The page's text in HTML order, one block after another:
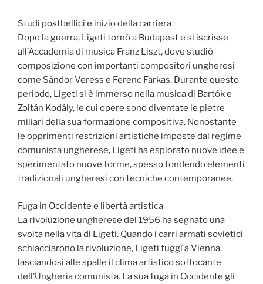
Studi postbellici e inizio della carriera
Dopo la guerra, Ligeti tornò a Budapest e si iscrisse
all’Accademia di musica Franz Liszt, dove studiò
composizione con importanti compositori ungheresi
come Sándor Veress e Ferenc Farkas. Durante questo
periodo, Ligeti si è immerso nella musica di Bartók e
Zoltán Kodály, le cui opere sono diventate le pietre
miliari della sua formazione compositiva. Nonostante
le opprimenti restrizioni artistiche imposte dal regime
comunista ungherese, Ligeti ha esplorato nuove idee e
sperimentato nuove forme, spesso fondendo elementi
tradizionali ungheresi con tecniche contemporanee.
Fuga in Occidente e libertà artistica
La rivoluzione ungherese del 1956 ha segnato una
svolta nella vita di Ligeti. Quando i carri armati sovietici
schiacciarono la rivoluzione, Ligeti fuggì a Vienna,
lasciandosi alle spalle il clima artistico soffocante
dell’Ungheria comunista. La sua fuga in Occidente gli